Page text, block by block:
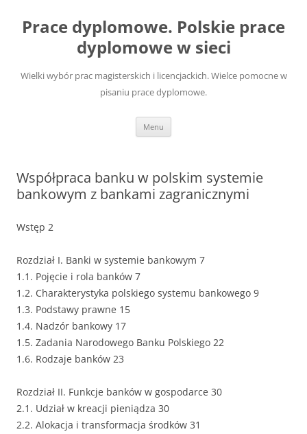
treści
Prace dyplomowe. Polskie prace
dyplomowe w sieci
Wielki wybór prac magisterskich i licencjackich. Wielce pomocne w
pisaniu prace dyplomowe.
Menu
Współpraca banku w polskim systemie
bankowym z bankami zagranicznymi
Wstęp 2
Rozdział I. Banki w systemie bankowym 7
1.1. Pojęcie i rola banków 7
1.2. Charakterystyka polskiego systemu bankowego 9
1.3. Podstawy prawne 15
1.4. Nadzór bankowy 17
1.5. Zadania Narodowego Banku Polskiego 22
1.6. Rodzaje banków 23
Rozdział II. Funkcje banków w gospodarce 30
2.1. Udział w kreacji pieniądza 30
2.2. Alokacja i transformacja środków 31